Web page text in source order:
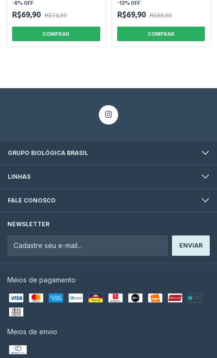
-6% OFF
R$69,90 R$74,00
-13% OFF
R$69,90 R$80,00
GRUPO BIOLÓGICA BRASIL
LINHAS
FALE CONOSCO
NEWSLETTER
Meios de pagamento
Meios de envio